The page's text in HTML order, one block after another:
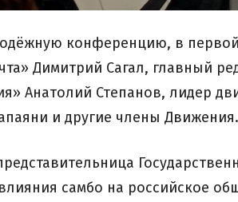
конференцию, в
Димитрий Сагал, главный
Анатолий Степанов, лидер
и другие члены Движения.
самбо на российское